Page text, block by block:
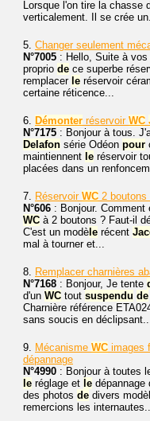
Lorsque l'on tire la chasse
verticalement. Il se crée
5. Changer seulement
N°7005 : Hello, Suite à vos
proprio de ce superbe
remplacer le réservoir
certaine réticence...
6. Démonter réservoir WC
N°7175 : Bonjour à tous.
Delafon série Odéon pour
maintiennent le réservoir
placées dans un
7. Réservoir WC 2
N°606 : Bonjour. Comment
WC à 2 boutons ? Faut-il
C'est un modè le récent
mal à tourner et...
8. Remplacer charnières
N°7168 : Bonjour, Je tente
d'un WC tout suspendu de
Charnière référence
sans soucis en
9. Mécanisme WC images
dépannage
N°4990 : Bonjour à toutes
le réglage et le dépannage
des photos de divers
remercions les